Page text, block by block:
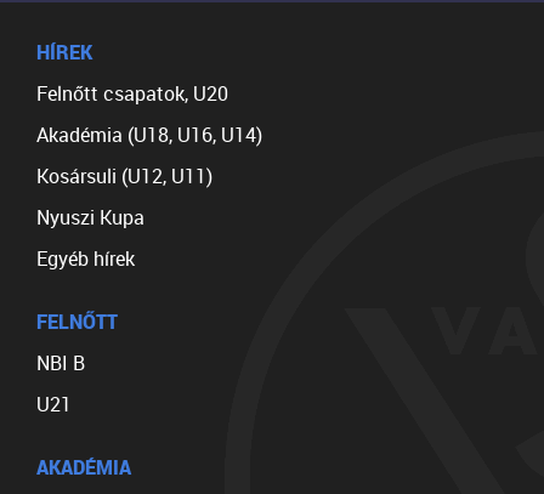
HÍREK
Felnőtt csapatok, U20
Akadémia (U18, U16, U14)
Kosársuli (U12, U11)
Nyuszi Kupa
Egyéb hírek
FELNŐTT
NBI B
U21
AKADÉMIA